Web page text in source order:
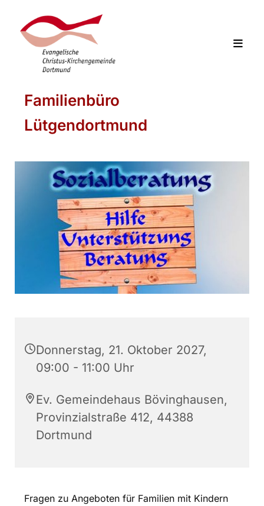
Familienbüro
Lütgendortmund
Donnerstag, 21. Oktober 2027,
09:00 - 11:00 Uhr
Ev. Gemeindehaus Bövinghausen,
Provinzialstraße 412, 44388
Dortmund
Fragen zu Angeboten für Familien mit Kindern